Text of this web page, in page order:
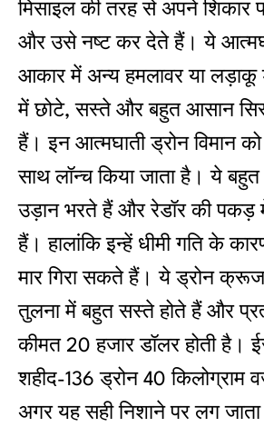
मिसाइल की तरह से अपने शिकार
और उसे नष्‍ट कर देते हैं। ये
आकार में अन्‍य हमलावर या लड़ाकू
में छोटे, सस्‍ते और बहुत आसान
हैं। इन आत्‍मघाती ड्रोन विमान
साथ लॉन्‍च किया जाता है। ये बहुत
उड़ान भरते हैं और रेडॉर की पकड़
हैं। हालांकि इन्‍हें धीमी गति के
मार गिरा सकते हैं। ये ड्रोन क्रूज
तुलना में बहुत सस्‍ते होते हैं और
कीमत 20 हजार डॉलर होती है।
शहीद-136 ड्रोन 40 किलोग्राम
अगर यह सही निशाने पर लग